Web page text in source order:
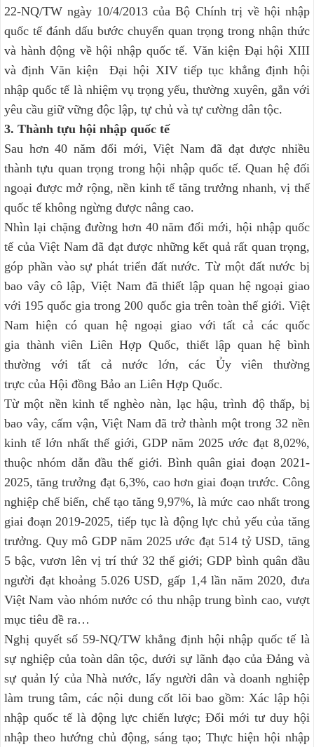
22-NQ/TW ngày 10/4/2013 của Bộ Chính trị về hội nhập
quốc tế đánh dấu bước chuyển quan trọng trong nhận thức
và hành động về hội nhập quốc tế. Văn kiện Đại hội XIII
và định Văn kiện Đại hội XIV tiếp tục khẳng định hội
nhập quốc tế là nhiệm vụ trọng yếu, thường xuyên, gắn với
yêu cầu giữ vững độc lập, tự chủ và tự cường dân tộc.
3. Thành tựu hội nhập quốc tế
Sau hơn 40 năm đổi mới, Việt Nam đã đạt được nhiều
thành tựu quan trọng trong hội nhập quốc tế. Quan hệ đối
ngoại được mở rộng, nền kinh tế tăng trưởng nhanh, vị thế
quốc tế không ngừng được nâng cao.
Nhìn lại chặng đường hơn 40 năm đổi mới, hội nhập quốc
tế của Việt Nam đã đạt được những kết quả rất quan trọng,
góp phần vào sự phát triển đất nước. Từ một đất nước bị
bao vây cô lập, Việt Nam đã thiết lập quan hệ ngoại giao
với 195 quốc gia trong 200 quốc gia trên toàn thế giới. Việt
Nam hiện có quan hệ ngoại giao với tất cả các quốc
gia thành viên Liên Hợp Quốc, thiết lập quan hệ bình
thường với tất cả nước lớn, các Ủy viên thường
trực của Hội đồng Bảo an Liên Hợp Quốc.
Từ một nền kinh tế nghèo nàn, lạc hậu, trình độ thấp, bị
bao vây, cấm vận, Việt Nam đã trở thành một trong 32 nền
kinh tế lớn nhất thế giới, GDP năm 2025 ước đạt 8,02%,
thuộc nhóm dẫn đầu thế giới. Bình quân giai đoạn 2021-
2025, tăng trưởng đạt 6,3%, cao hơn giai đoạn trước. Công
nghiệp chế biến, chế tạo tăng 9,97%, là mức cao nhất trong
giai đoạn 2019-2025, tiếp tục là động lực chủ yếu của tăng
trưởng. Quy mô GDP năm 2025 ước đạt 514 tỷ USD, tăng
5 bậc, vươn lên vị trí thứ 32 thế giới; GDP bình quân đầu
người đạt khoảng 5.026 USD, gấp 1,4 lần năm 2020, đưa
Việt Nam vào nhóm nước có thu nhập trung bình cao, vượt
mục tiêu đề ra…
Nghị quyết số 59-NQ/TW khẳng định hội nhập quốc tế là
sự nghiệp của toàn dân tộc, dưới sự lãnh đạo của Đảng và
sự quản lý của Nhà nước, lấy người dân và doanh nghiệp
làm trung tâm, các nội dung cốt lõi bao gồm: Xác lập hội
nhập quốc tế là động lực chiến lược; Đổi mới tư duy hội
nhập theo hướng chủ động, sáng tạo; Thực hiện hội nhập